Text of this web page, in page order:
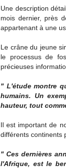
Une description
mois dernier, près
appartenant à une
Le crâne du jeune
le processus de
précieuses
" L'étude montre
humains. Un
hauteur, tout
Il est important de
différents continents
" Ces dernières
l'Afrique, est le